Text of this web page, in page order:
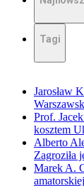
Tagi
Jarosław
Prof.
kosztem
Alberto
Zagroziła
Marek A.